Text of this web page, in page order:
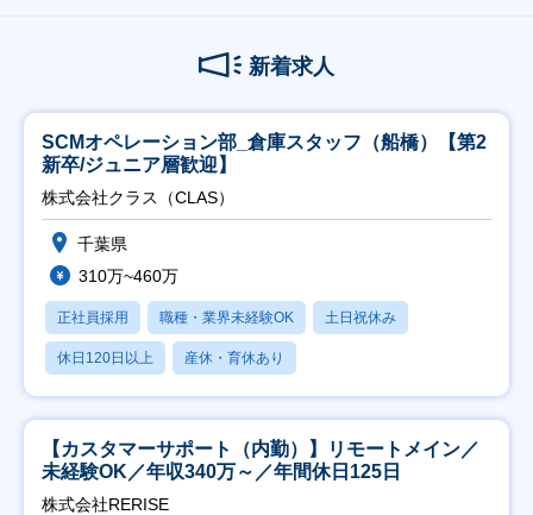
新着求人
SCMオペレーション部_倉庫スタッフ（船橋）【第2
新卒/ジュニア層歓迎】
株式会社クラス（CLAS）
千葉県
310万~460万
正社員採用 職種・業界未経験OK 土日祝休み
休日120日以上 産休・育休あり
【カスタマーサポート（内勤）】リモートメイン／
未経験OK／年収340万～／年間休日125日
株式会社RERISE